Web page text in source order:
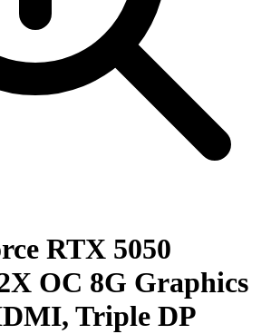
RTX 5050
OC 8G Graphics
Triple DP